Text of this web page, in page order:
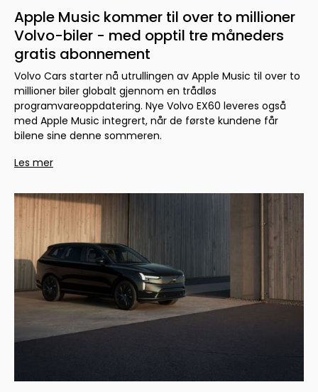
Apple Music kommer til over to millioner
Volvo-biler - med opptil tre måneders
gratis abonnement
Volvo Cars starter nå utrullingen av Apple Music til over to
millioner biler globalt gjennom en trådløs
programvareoppdatering. Nye Volvo EX60 leveres også
med Apple Music integrert, når de første kundene får
bilene sine denne sommeren.
Les mer